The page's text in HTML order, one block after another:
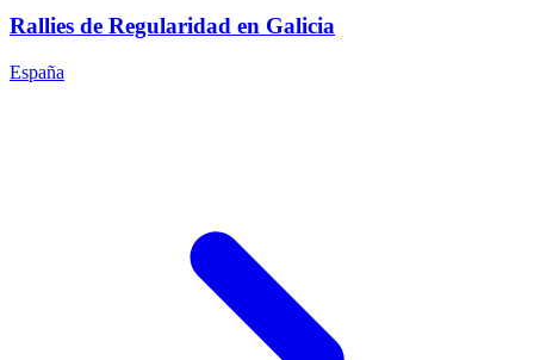
Rallies de Regularidad en Galicia
España